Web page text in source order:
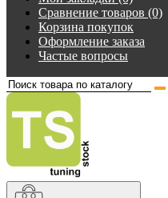
Сравнение товаров (0)
Корзина покупок
Оформление заказа
Частые вопросы